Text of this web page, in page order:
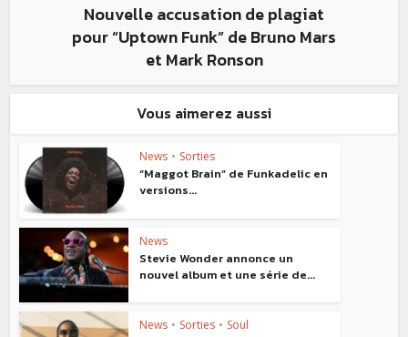
Nouvelle accusation de plagiat
pour “Uptown Funk” de Bruno Mars
et Mark Ronson
Vous aimerez aussi
News • Sorties
“Maggot Brain” de Funkadelic en
versions...
News
Stevie Wonder annonce un
nouvel album et une série de...
News • Sorties • Soul